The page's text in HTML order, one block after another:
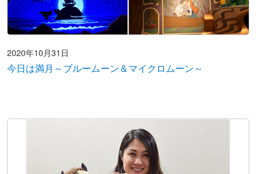
2020年10月31日
今日は満月～ブルームーン＆マイクロムーン～